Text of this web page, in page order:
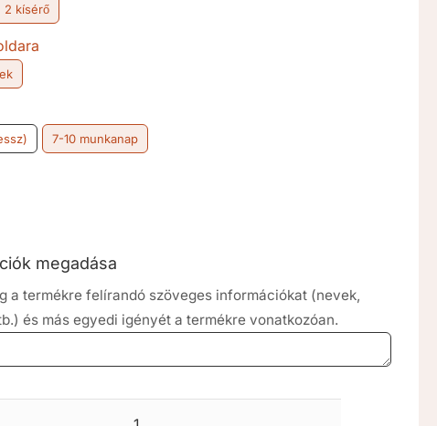
2 kísérő
7-10 munkanap
megadása
a termékre felírandó szöveges információkat (nevek,
és más egyedi igényét a termékre vonatkozóan.